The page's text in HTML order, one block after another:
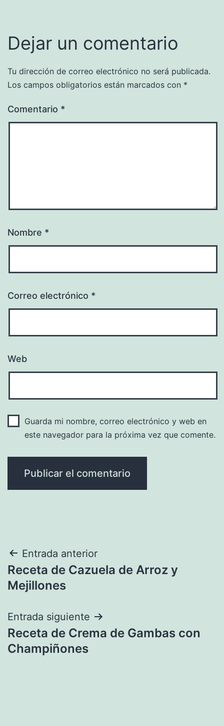
Dejar un comentario
Tu dirección de correo electrónico no será publicada.
Los campos obligatorios están marcados con *
Comentario *
Nombre *
Correo electrónico *
Web
Guarda mi nombre, correo electrónico y web en
este navegador para la próxima vez que comente.
Navegación
de
Entrada anterior
Receta de Cazuela de Arroz y
Mejillones
Entrada siguiente
Receta de Crema de Gambas con
Champiñones